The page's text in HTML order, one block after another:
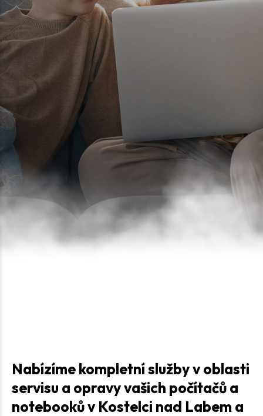
Nabízíme kompletní služby v oblasti
servisu a opravy vašich počítačů a
notebooků v Kostelci nad Labem a